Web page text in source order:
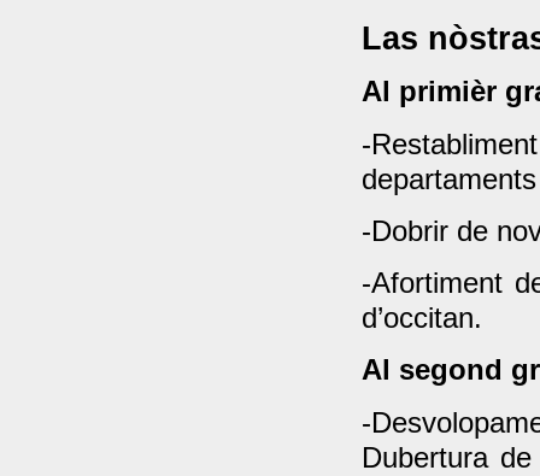
Las
Al primièr
-
-Dobrir de
-Afortiment
d’occitan.
Al segond
-
Dubertura